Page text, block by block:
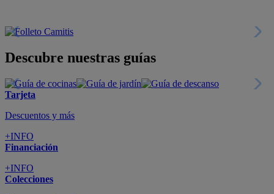
Descubre nuestras guías
Tarjeta
Descuentos y más
+INFO
Financiación
+INFO
Colecciones